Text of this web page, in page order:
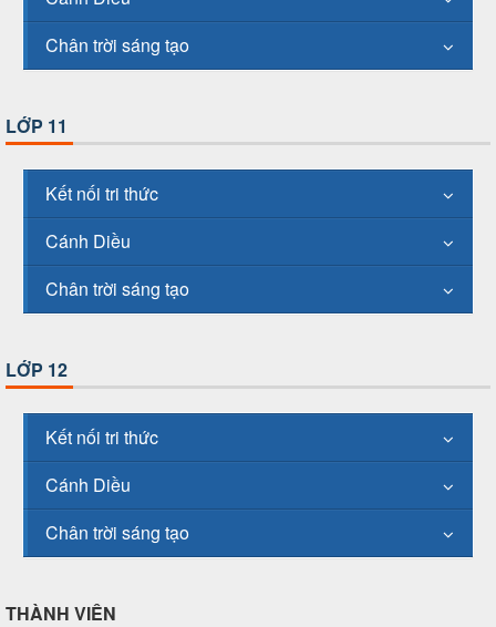
Chân trời sáng tạo
LỚP 11
Kết nối tri thức
Cánh Diều
Chân trời sáng tạo
LỚP 12
Kết nối tri thức
Cánh Diều
Chân trời sáng tạo
THÀNH VIÊN